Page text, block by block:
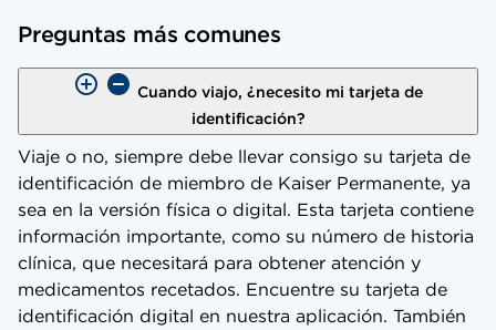
Preguntas más comunes
Cuando viajo, ¿necesito mi tarjeta de
identificación?
Viaje o no, siempre debe llevar consigo su tarjeta de
identificación de miembro de Kaiser Permanente, ya
sea en la versión física o digital. Esta tarjeta contiene
información importante, como su número de historia
clínica, que necesitará para obtener atención y
medicamentos recetados. Encuentre su tarjeta de
identificación digital en nuestra aplicación. También